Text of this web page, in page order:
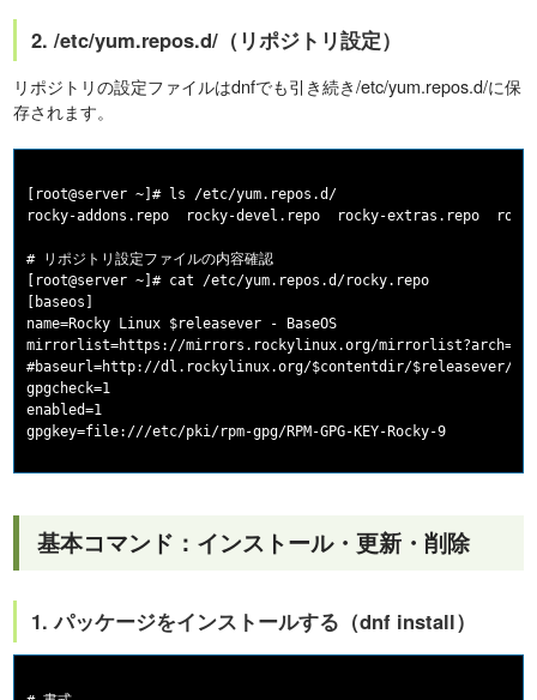
2. /etc/yum.repos.d/（リポジトリ設定）
リポジトリの設定ファイルはdnfでも引き続き/etc/yum.repos.d/に保
存されます。
[root@server ~]# ls /etc/yum.repos.d/
rocky-addons.repo  rocky-devel.repo  rocky-extras.repo
# リポジトリ設定ファイルの内容確認
[root@server ~]# cat /etc/yum.repos.d/rocky.repo
[baseos]
name=Rocky Linux $releasever - BaseOS
mirrorlist=https://mirrors.rockylinux.org/
#baseurl=http://dl.rockylinux.org/$contentdir/$releasever/
gpgcheck=1
enabled=1
基本コマンド：インストール・更新・削除
1. パッケージをインストールする（dnf install）